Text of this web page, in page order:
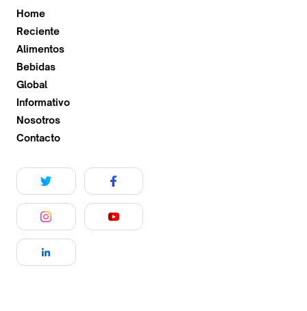
Home
Reciente
Alimentos
Bebidas
Global
Informativo
Nosotros
Contacto